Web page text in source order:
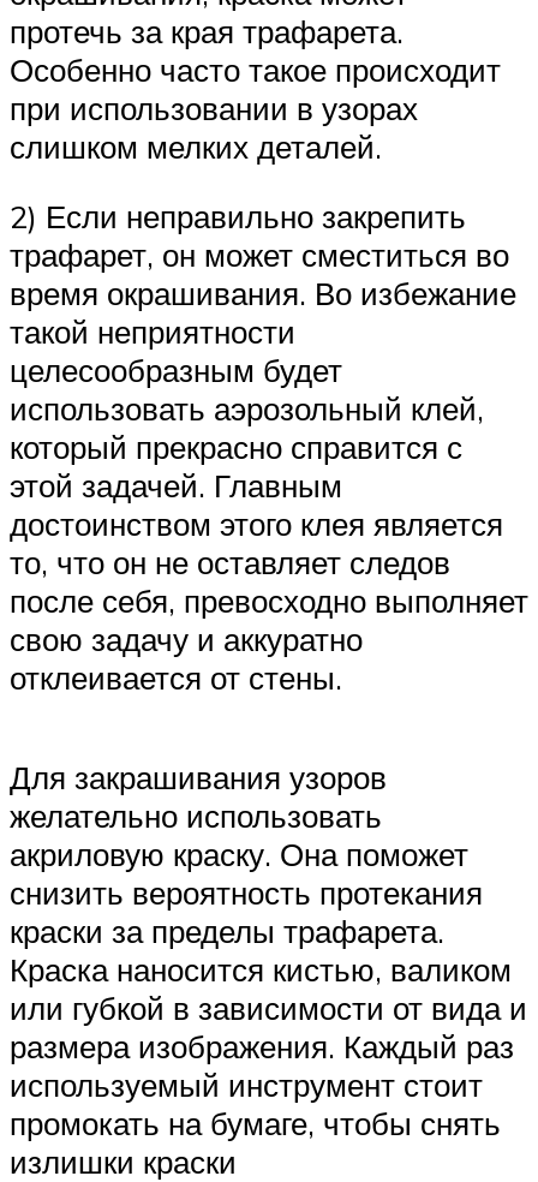
протечь за края трафарета.
Особенно часто такое происходит
при использовании в узорах
слишком мелких деталей.
2) Если неправильно закрепить
трафарет, он может сместиться во
время окрашивания. Во избежание
такой неприятности
целесообразным будет
использовать аэрозольный клей,
который прекрасно справится с
этой задачей. Главным
достоинством этого клея является
то, что он не оставляет следов
после себя, превосходно выполняет
свою задачу и аккуратно
отклеивается от стены.
Для закрашивания узоров
желательно использовать
акриловую краску. Она поможет
снизить вероятность протекания
краски за пределы трафарета.
Краска наносится кистью, валиком
или губкой в зависимости от вида и
размера изображения. Каждый раз
используемый инструмент стоит
промокать на бумаге, чтобы снять
излишки краски